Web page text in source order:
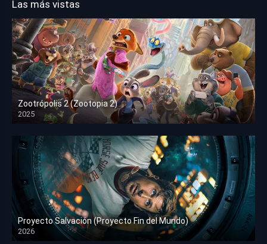
Las más vistas
Zootrópolis 2 (Zootopia 2)
2025
HD 1080p
Proyecto Salvación (Proyecto Fin del Mundo)
2026
HD 1080p